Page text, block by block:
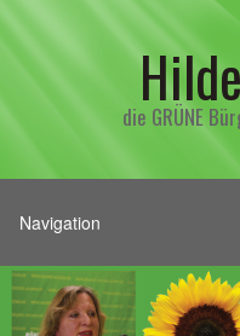
die GRÜNE